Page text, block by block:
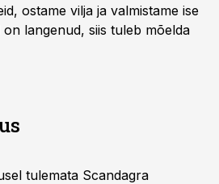
ostame vilja ja valmistame ise
on langenud, siis tuleb mõelda
tulemata Scandagra